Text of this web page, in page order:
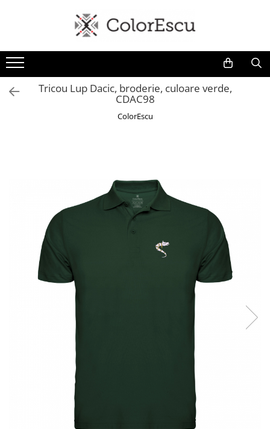
Toate produsele
Tricouri
Tricouri bărbați
Tricouri damă
Bluze si hanorace damă
Bluze de trening | Bluze tehnice
Pantaloni
Șepci și căciuli
Accesorii
Simboluri tradiționale
Tricouri cu mesaje de bine
Tricouri de poveste
Colecții speciale
Tricou Lup Dacic, broderie, culoare verde,
CDAC98
ColorEscu